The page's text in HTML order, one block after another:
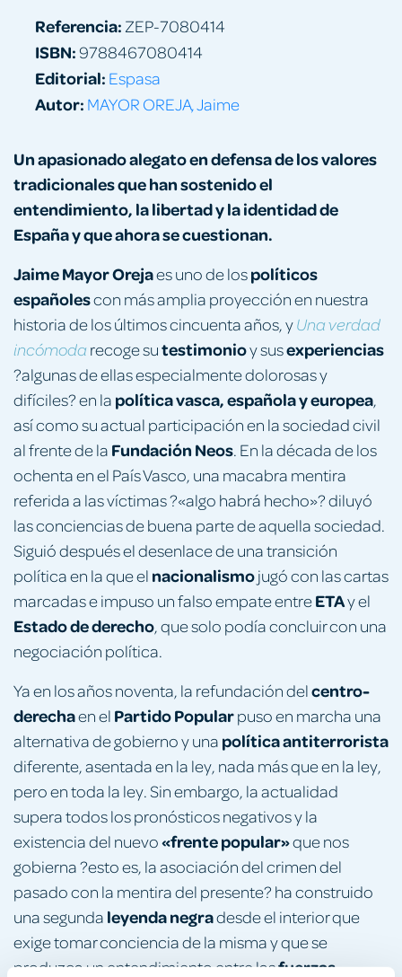
Un apasionado alegato en defensa de los valores
tradicionales que han sostenido el
entendimiento, la libertad y la identidad de
España y que ahora se cuestionan.
Jaime Mayor Orejaes uno de lospolíticos
españolescon más amplia proyección en nuestra
historia de los últimos cincuenta años, yUna verdad
incómodarecoge sutestimonioy susexperiencias
?algunas de ellas especialmente dolorosas y
difíciles? en la política vasca, española y europea,
así como su actual participación en la sociedad civil
al frente de la Fundación Neos. En la década de los
ochenta en el País Vasco, una macabra mentira
referida a las víctimas ?«algo habrá hecho»? diluyó
las conciencias de buena parte de aquella sociedad.
Siguió después el desenlace de una transición
política en la que el nacionalismojugó con las cartas
marcadas e impuso un falso empate entreETAy el
Estado de derecho, que solo podía concluir con una
negociación política.
Ya en los años noventa, la refundación delcentro-
derechaen el Partido Popularpuso en marcha una
alternativa de gobierno y una política antiterrorista
diferente, asentada en la ley, nada más que en la ley,
pero en toda la ley. Sin embargo, la actualidad
supera todos los pronósticos negativos y la
existencia del nuevo«frente popular»que nos
gobierna ?esto es, la asociación del crimen del
pasado con la mentira del presente? ha construido
una segunda leyenda negradesde el interior que
exige tomar conciencia de la misma y que se
produzca un entendimiento entre lasfuerzas
Referencia: ZEP-7080414
ISBN:9788467080414
Editorial: Espasa
Autor: MAYOR OREJA, Jaime